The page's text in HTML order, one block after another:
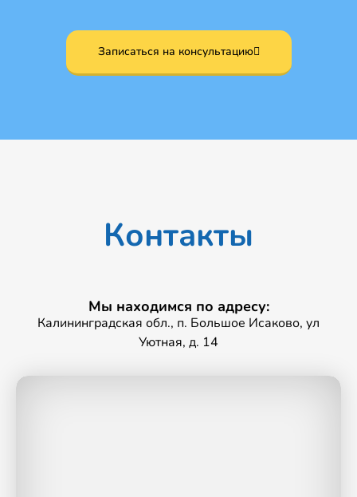
Записаться на консультацию
Контакты
Мы находимся по адресу:
Калининградская обл., п. Большое Исаково, ул
Уютная, д. 14